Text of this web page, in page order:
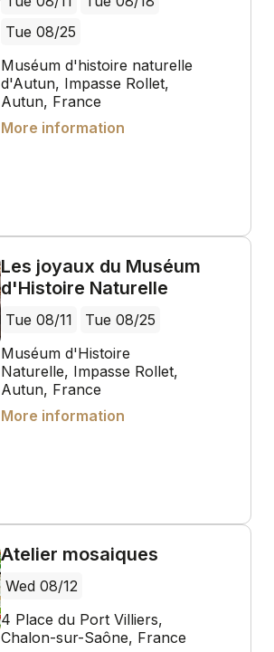
Tue 08/25
Muséum d'histoire naturelle
d'Autun, Impasse Rollet,
Autun, France
More information
Les joyaux du Muséum
d'Histoire Naturelle
Tue 08/11
Tue 08/25
Muséum d'Histoire
Naturelle, Impasse Rollet,
Autun, France
More information
Atelier mosaiques
Wed 08/12
4 Place du Port Villiers,
Chalon-sur-Saône, France